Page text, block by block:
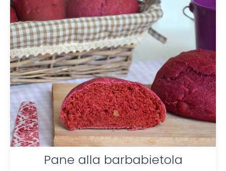
Pane alla barbabietola